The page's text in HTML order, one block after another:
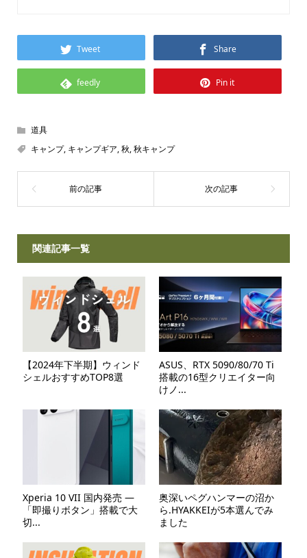
Tweet Share
feedly Pin it
道具
キャンプ, キャンプギア,秋,秋キャンプ
関連記事一覧
【2024年下半期】ウィンド
シェルおすすめTOP8選
ASUS、RTX 5090/80/70 Ti
搭載の16型クリエイター向
けノ...
Xperia 10 VII 国内発売 ―
「即撮りボタン」搭載で大
切...
奥深いペグハンマーの沼か
ら.HYAKKEIが5本選んでみ
ました